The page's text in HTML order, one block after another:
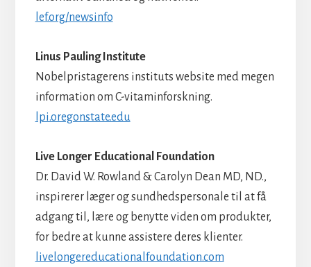
lef.org/newsinfo
Linus Pauling Institute
Nobelpristagerens instituts website med megen
information om C-vitaminforskning.
lpi.oregonstate.edu
Live Longer Educational Foundation
Dr. David W. Rowland & Carolyn Dean MD, ND.,
inspirerer læger og sundhedspersonale til at få
adgang til, lære og benytte viden om produkter,
for bedre at kunne assistere deres klienter.
livelongereducationalfoundation.com